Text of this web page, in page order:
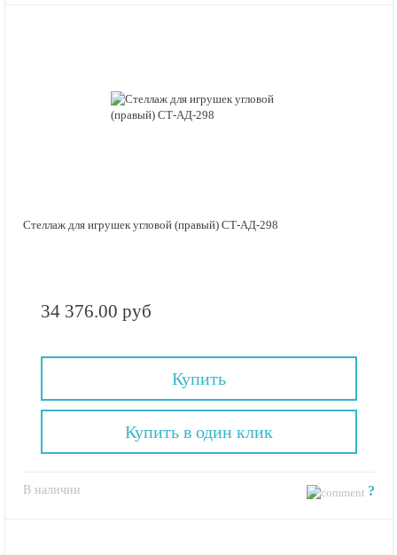
Стеллаж для игрушек угловой (правый) СТ-АД-298
34 376.00 руб
Купить
В наличии ?
Купить в один клик